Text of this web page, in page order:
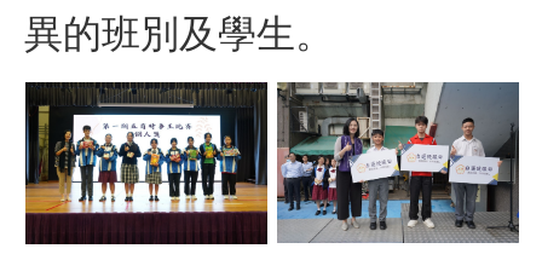
異的班別及學生。